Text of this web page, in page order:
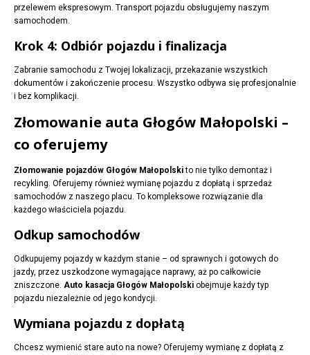
przelewem ekspresowym. Transport pojazdu obsługujemy naszym
samochodem.
Krok 4: Odbiór pojazdu i finalizacja
Zabranie samochodu z Twojej lokalizacji, przekazanie wszystkich
dokumentów i zakończenie procesu. Wszystko odbywa się profesjonalnie
i bez komplikacji.
Złomowanie auta Głogów Małopolski –
co oferujemy
Złomowanie pojazdów Głogów Małopolskito nie tylko demontaż i
recykling. Oferujemy również wymianę pojazdu z dopłatą i sprzedaż
samochodów z naszego placu. To kompleksowe rozwiązanie dla
każdego właściciela pojazdu.
Odkup samochodów
Odkupujemy pojazdy w każdym stanie – od sprawnych i gotowych do
jazdy, przez uszkodzone wymagające naprawy, aż po całkowicie
zniszczone. Auto kasacja Głogów Małopolski obejmuje każdy typ
pojazdu niezależnie od jego kondycji.
Wymiana pojazdu z dopłatą
Chcesz wymienić stare auto na nowe? Oferujemy wymianę z dopłatą z